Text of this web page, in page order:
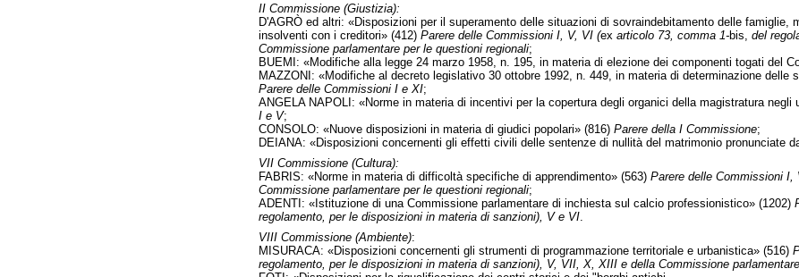
II Commissione (Giustizia):
D'AGRÒ ed altri: «Disposizioni per il superamento delle situazioni di sovraindebitamento delle
insolventi con i creditori» (412) Parere delle Commissioni I, V, VI (ex articolo 73, comma 1-bis, del
Commissione parlamentare per le questioni regionali;
BUEMI: «Modifiche alla legge 24 marzo 1958, n. 195, in materia di elezione dei componenti togati del
MAZZONI: «Modifiche al decreto legislativo 30 ottobre 1992, n. 449, in materia di determinazione
Parere delle Commissioni I e XI;
ANGELA NAPOLI: «Norme in materia di incentivi per la copertura degli organici della magistratura
I e V;
CONSOLO: «Nuove disposizioni in materia di giudici popolari» (816) Parere della I Commissione;
DEIANA: «Disposizioni concernenti gli effetti civili delle sentenze di nullità del matrimonio pronunciate
VII Commissione (Cultura):
FABRIS: «Norme in materia di difficoltà specifiche di apprendimento» (563) Parere delle Commissioni
Commissione parlamentare per le questioni regionali;
ADENTI: «Istituzione di una Commissione parlamentare di inchiesta sul calcio professionistico» (1202)
regolamento, per le disposizioni in materia di sanzioni), V e VI.
VIII Commissione (Ambiente):
MISURACA: «Disposizioni concernenti gli strumenti di programmazione territoriale e urbanistica» (516)
regolamento, per le disposizioni in materia di sanzioni), V, VII, X, XIII e della Commissione